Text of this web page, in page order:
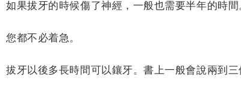
如果拔牙的時候傷了神經，一般也需要半年的時間
您都不必着急。
拔牙以後多長時間可以鑲牙。書上一般會說兩到三